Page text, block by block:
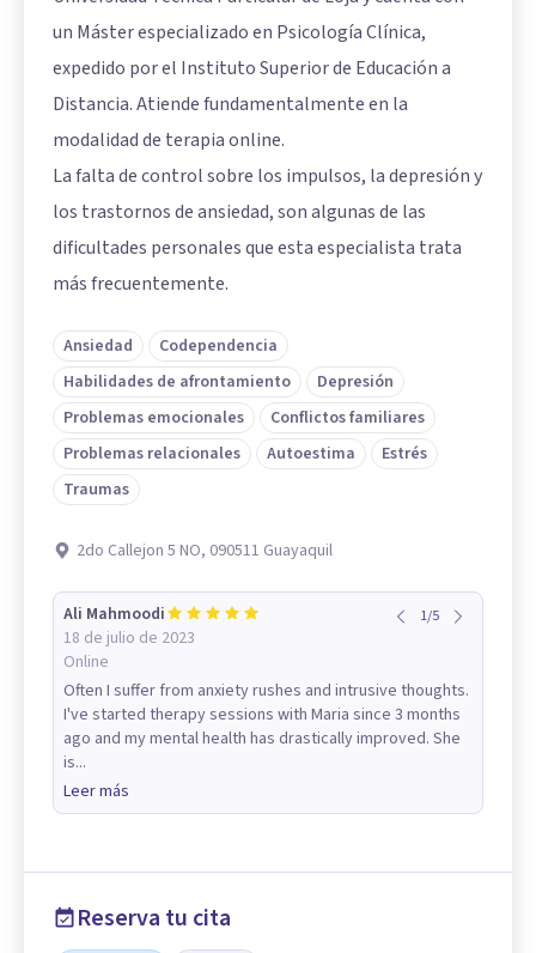
un Máster especializado en Psicología Clínica,
expedido por el Instituto Superior de Educación a
Distancia. Atiende fundamentalmente en la
modalidad de terapia online.
La falta de control sobre los impulsos, la depresión y
los trastornos de ansiedad, son algunas de las
dificultades personales que esta especialista trata
más frecuentemente.
Ansiedad
Codependencia
Habilidades de afrontamiento
Depresión
Problemas emocionales
Conflictos familiares
Problemas relacionales
Autoestima
Estrés
Traumas
2do Callejon 5 NO, 090511 Guayaquil
Ali Mahmoodi
18 de julio de 2023
Online
1/5
Often I suffer from anxiety rushes and intrusive thoughts.
I've started therapy sessions with Maria since 3 months
ago and my mental health has drastically improved. She
is...
Leer más
Reserva tu cita